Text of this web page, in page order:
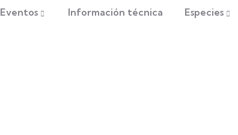
Eventos Información técnica Especies